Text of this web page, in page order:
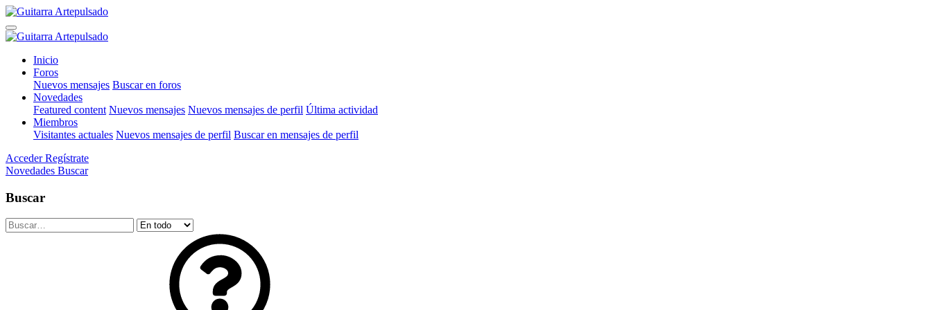
Inicio
Foros
Nuevos mensajes Buscar en foros
Novedades
Featured content Nuevos mensajes Nuevos mensajes de perfil Última actividad
Miembros
Visitantes actuales Nuevos mensajes de perfil Buscar en mensajes de perfil
Acceder Regístrate
Novedades Buscar
Buscar